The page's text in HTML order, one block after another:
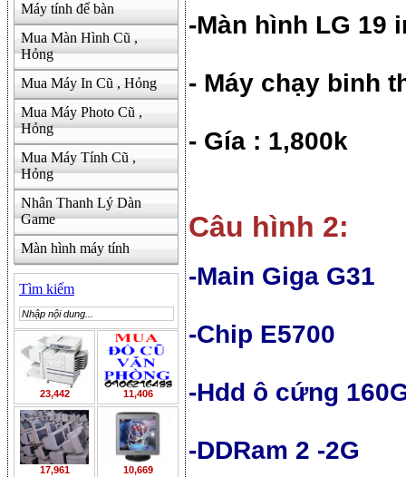
Máy tính để bàn
Mua Màn Hình Cũ ,
Hỏng
Mua Máy In Cũ , Hỏng
Mua Máy Photo Cũ ,
Hỏng
Mua Máy Tính Cũ ,
Hỏng
Nhân Thanh Lý Dàn
Game
Màn hình máy tính
Tìm kiếm
23,442 11,406
17,961 10,669
-Màn hình LG 19
- Máy chạy binh
- Gía : 1,800k
Câu hình 2:
-Main Giga G31
-Chip E5700
-Hdd ô cứng
-DDRam 2 -2G